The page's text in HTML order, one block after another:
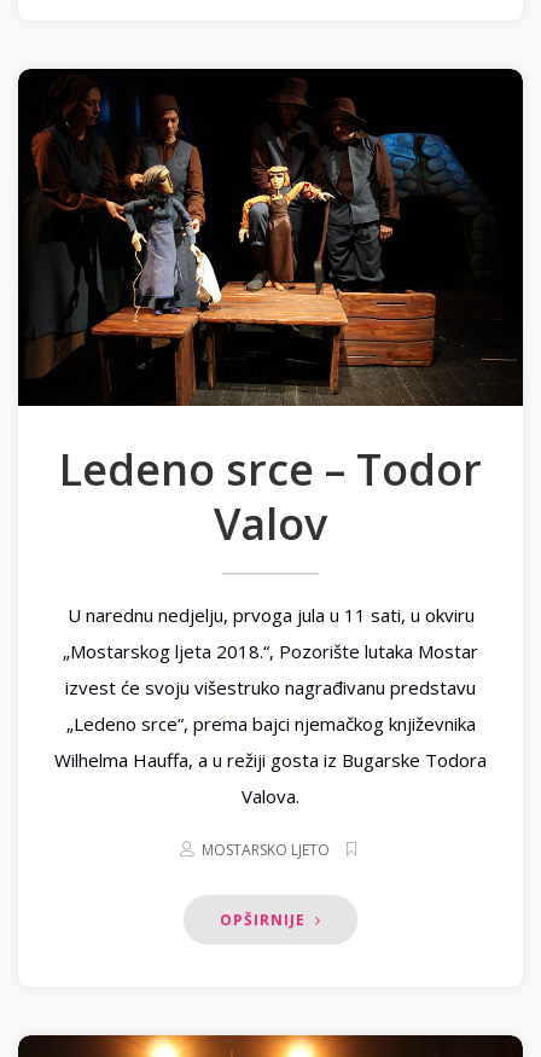
Ledeno srce – Todor
Valov
U narednu nedjelju, prvoga jula u 11 sati, u okviru
„Mostarskog ljeta 2018.“, Pozorište lutaka Mostar
izvest će svoju višestruko nagrađivanu predstavu
„Ledeno srce“, prema bajci njemačkog književnika
Wilhelma Hauffa, a u režiji gosta iz Bugarske Todora
Valova.
MOSTARSKO LJETO
OPŠIRNIJE